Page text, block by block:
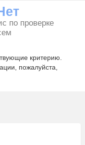
по проверке
критерию.
пожалуйста,